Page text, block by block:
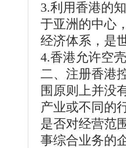
3.利用香港的
于亚洲的中心
经济体系，是
4.香港允许空
二、注册香港
围原则上并没
产业或不同的
是否对经营范
事综合业务的